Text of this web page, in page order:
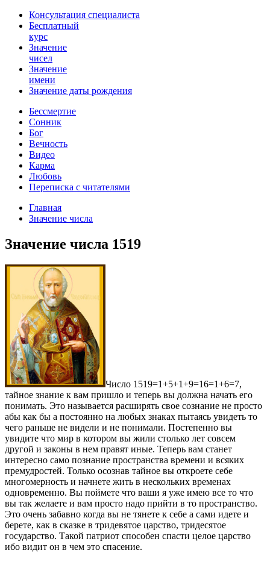
Консультация специалиста
Бесплатный
курс
Значение
чисел
Значение
имени
Значение даты рождения
Бессмертие
Сонник
Бог
Вечность
Видео
Карма
Любовь
Переписка с читателями
Главная
Значение числа
Значение числа 1519
Число 1519=1+5+1+9=16=1+6=7,
тайное знание к вам пришло и теперь вы должна начать его
понимать. Это называется расширять свое сознание не просто
абы как бы а постоянно на любых знаках пытаясь увидеть то
чего раньше не видели и не понимали. Постепенно вы
увидите что мир в котором вы жили столько лет совсем
другой и законы в нем правят иные. Теперь вам станет
интересно само познание пространства времени и всяких
премудростей. Только осознав тайное вы откроете себе
многомерность и начнете жить в нескольких временах
одновременно. Вы поймете что ваши я уже имею все то что
вы так желаете и вам просто надо прийти в то пространство.
Это очень забавно когда вы не тянете к себе а сами идете и
берете, как в сказке в тридевятое царство, тридесятое
государство. Такой патриот способен спасти целое царство
ибо видит он в чем это спасение.